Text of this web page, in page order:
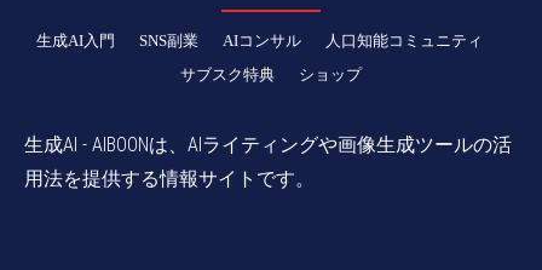
生成AI入門 SNS副業 AIコンサル
人口知能コミュニティ
サブスク特典
ショップ
生成AI - AIBOONは、AIライティングや画像生成ツールの活
用法を提供する情報サイトです。